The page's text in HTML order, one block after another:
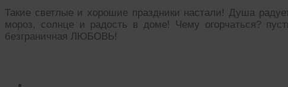
Такие светлые и хорошие праздники настали! Душа
мороз, солнце и радость в доме! Чему огорчаться?
безграничная ЛЮБОВЬ!